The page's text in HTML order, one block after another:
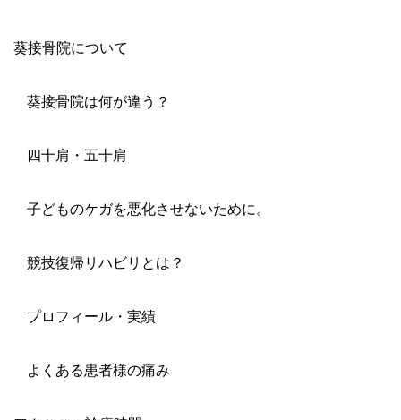
葵接骨院について
葵接骨院は何が違う？
四十肩・五十肩
子どものケガを悪化させないために。
競技復帰リハビリとは？
プロフィール・実績
よくある患者様の痛み